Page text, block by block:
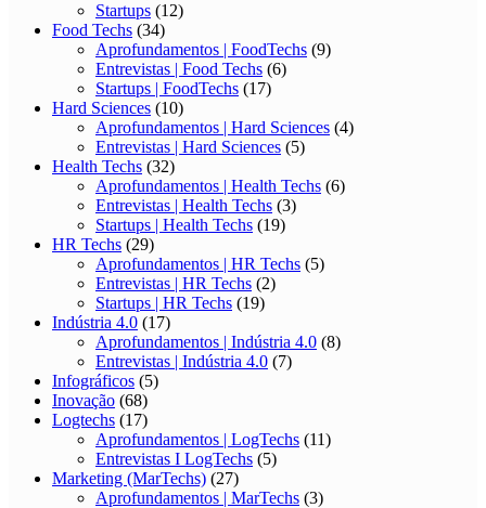
Startups (12)
Food Techs (34)
Aprofundamentos | FoodTechs (9)
Entrevistas | Food Techs (6)
Startups | FoodTechs (17)
Hard Sciences (10)
Aprofundamentos | Hard Sciences (4)
Entrevistas | Hard Sciences (5)
Health Techs (32)
Aprofundamentos | Health Techs (6)
Entrevistas | Health Techs (3)
Startups | Health Techs (19)
HR Techs (29)
Aprofundamentos | HR Techs (5)
Entrevistas | HR Techs (2)
Startups | HR Techs (19)
Indústria 4.0 (17)
Aprofundamentos | Indústria 4.0 (8)
Entrevistas | Indústria 4.0 (7)
Infográficos (5)
Inovação (68)
Logtechs (17)
Aprofundamentos | LogTechs (11)
Entrevistas I LogTechs (5)
Marketing (MarTechs) (27)
Aprofundamentos | MarTechs (3)